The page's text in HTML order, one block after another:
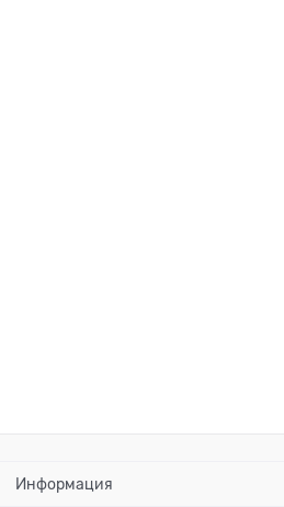
Информация